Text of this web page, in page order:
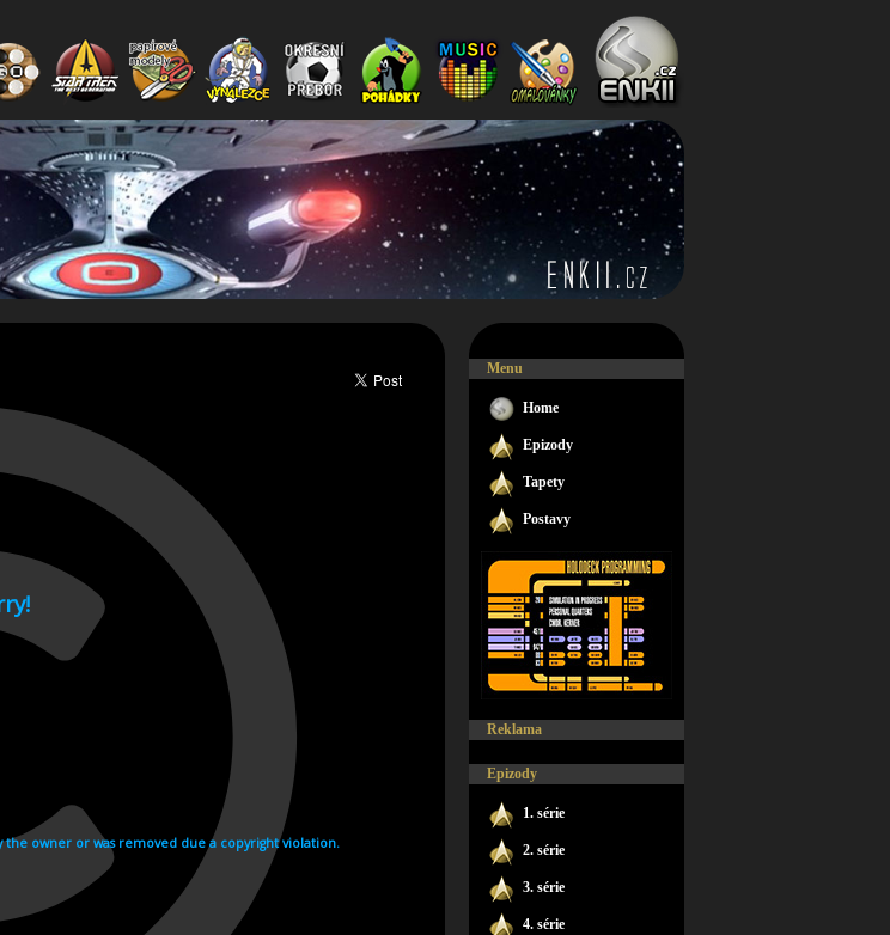
Menu
Home
Epizody
Tapety
Postavy
Reklama
Epizody
1. série
2. série
3. série
4. série